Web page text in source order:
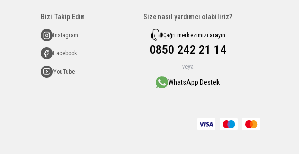
Bizi Takip Edin
Instagram
Facebook
YouTube
Size nasıl yardımcı olabiliriz?
Çağrı merkezimizi arayın
0850 242 21 14
veya
WhatsApp Destek